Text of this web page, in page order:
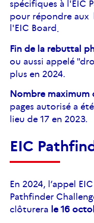
spécifiques à l'EIC
pour répondre aux
l'EIC Board.
Fin de la rebuttal
ou aussi appelé
plus en 2024.
Nombre maximum
pages autorisé a
lieu de 17 en 2023.
EIC
En 2024, l’appel EIC
Pathfinder
clôturera le 16